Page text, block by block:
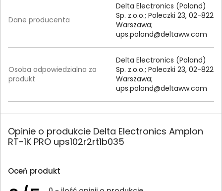
Dane producenta
Delta Electronics (Poland)
Sp. z.o.o.; Poleczki 23, 02-822
Warszawa;
ups.poland@deltaww.com
Osoba odpowiedzialna za
produkt
Delta Electronics (Poland)
Sp. z.o.o.; Poleczki 23, 02-822
Warszawa;
ups.poland@deltaww.com
Opinie o produkcie Delta Electronics Amplon
RT-1K PRO ups102r2rt1b035
Oceń produkt